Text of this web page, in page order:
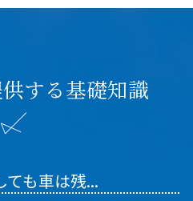
する基礎知識
ても車は残...